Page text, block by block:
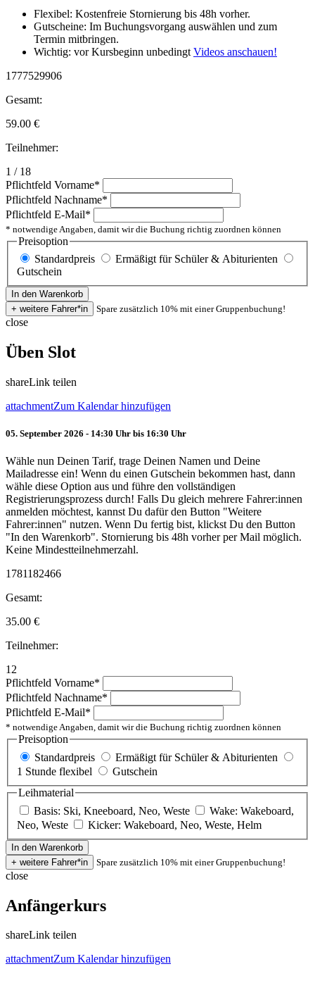
Flexibel: Kostenfreie Stornierung bis 48h vorher.
Gutscheine: Im Buchungsvorgang auswählen und zum
Termin mitbringen.
Wichtig: vor Kursbeginn unbedingt Videos anschauen!
1777529906
Gesamt:
59.00 €
Teilnehmer:
1 / 18
Pflichtfeld Vorname*
Pflichtfeld Nachname*
Pflichtfeld E-Mail*
* notwendige Angaben, damit wir die Buchung richtig zuordnen können
Preisoption
Standardpreis
Ermäßigt für Schüler & Abiturienten
Gutschein
Spare zusätzlich 10% mit einer Gruppenbuchung!
close
Üben Slot
shareLink teilen
attachmentZum Kalendar hinzufügen
05. September 2026 - 14:30 Uhr bis 16:30 Uhr
Wähle nun Deinen Tarif, trage Deinen Namen und Deine
Mailadresse ein! Wenn du einen Gutschein bekommen hast, dann
wähle diese Option aus und führe den vollständigen
Registrierungsprozess durch! Falls Du gleich mehrere Fahrer:innen
anmelden möchtest, kannst Du dafür den Button "Weitere
Fahrer:innen" nutzen. Wenn Du fertig bist, klickst Du den Button
"In den Warenkorb". Stornierung bis 48h vorher per Mail möglich.
Keine Mindestteilnehmerzahl.
1781182466
Gesamt:
35.00 €
Teilnehmer:
12
Pflichtfeld Vorname*
Pflichtfeld Nachname*
Pflichtfeld E-Mail*
* notwendige Angaben, damit wir die Buchung richtig zuordnen können
Preisoption
Standardpreis
Ermäßigt für Schüler & Abiturienten
1 Stunde flexibel
Gutschein
Leihmaterial
Basis: Ski, Kneeboard, Neo, Weste
Wake: Wakeboard,
Neo, Weste
Kicker: Wakeboard, Neo, Weste, Helm
Spare zusätzlich 10% mit einer Gruppenbuchung!
close
Anfängerkurs
shareLink teilen
attachmentZum Kalendar hinzufügen